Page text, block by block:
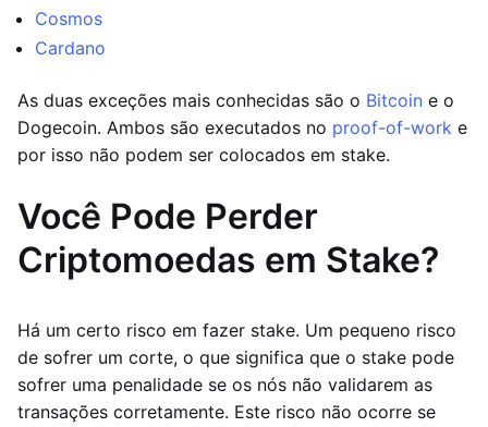
Cosmos
Cardano
As duas exceções mais conhecidas são o Bitcoin e o
Dogecoin. Ambos são executados no proof-of-work e
por isso não podem ser colocados em stake.
Você Pode Perder
Criptomoedas em Stake?
Há um certo risco em fazer stake. Um pequeno risco
de sofrer um corte, o que significa que o stake pode
sofrer uma penalidade se os nós não validarem as
transações corretamente. Este risco não ocorre se